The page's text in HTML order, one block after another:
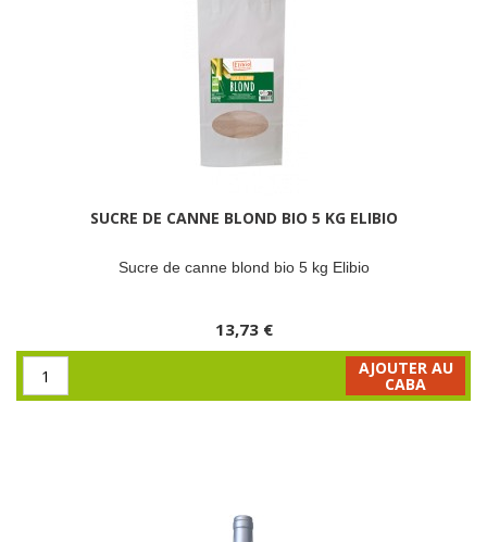
SUCRE DE CANNE BLOND BIO 5 KG ELIBIO
Sucre de canne blond bio 5 kg Elibio
13,73 €
AJOUTER AU
CABA